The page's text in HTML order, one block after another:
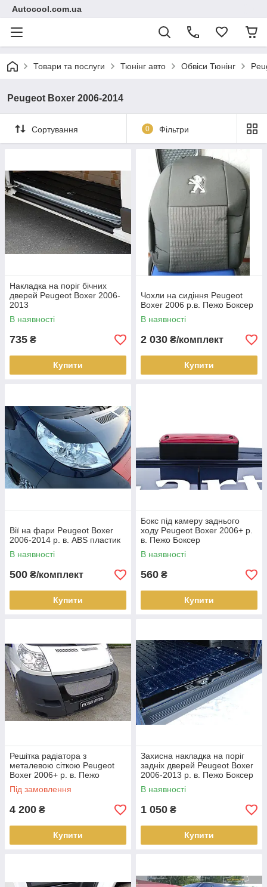
Autocool.com.ua
Товари та послуги Тюнінг авто Обвіси Тюнінг
Peugeot Boxer 2006-2014
Сортування 0 Фільтри
Накладка на поріг бічних
дверей Peugeot Boxer 2006-
2013
В наявності
735 ₴
Купити
Чохли на сидіння Peugeot
Boxer 2006 р.в. Пежо Боксер
В наявності
2 030 ₴/комплект
Купити
Вії на фари Peugeot Boxer
2006-2014 р. в. ABS пластик
В наявності
500 ₴/комплект
Купити
Бокс під камеру заднього
ходу Peugeot Boxer 2006+ р.
в. Пежо Боксер
В наявності
560 ₴
Купити
Решітка радіатора з
металевою сіткою Peugeot
Boxer 2006+ р. в. Пежо
Боксер
Під замовлення
4 200 ₴
Купити
Захисна накладка на поріг
задніх дверей Peugeot Boxer
2006-2013 р. в. Пежо Боксер
В наявності
1 050 ₴
Купити